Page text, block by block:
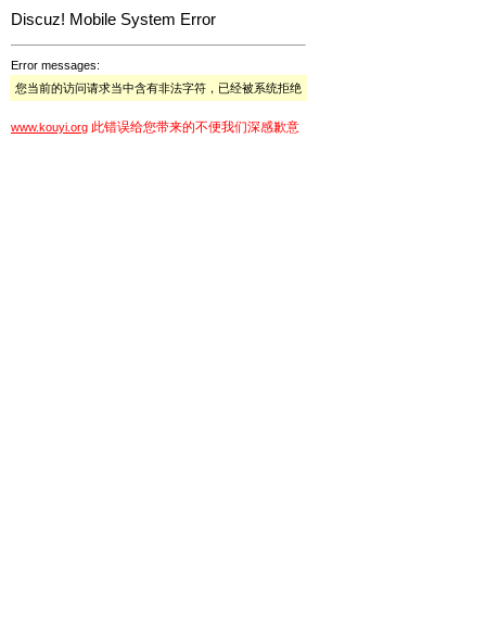
Discuz! Mobile System Error
Error messages:
您当前的访问请求当中含有非法字符，已经被系统拒绝
www.kouyi.org 此错误给您带来的不便我们深感歉意